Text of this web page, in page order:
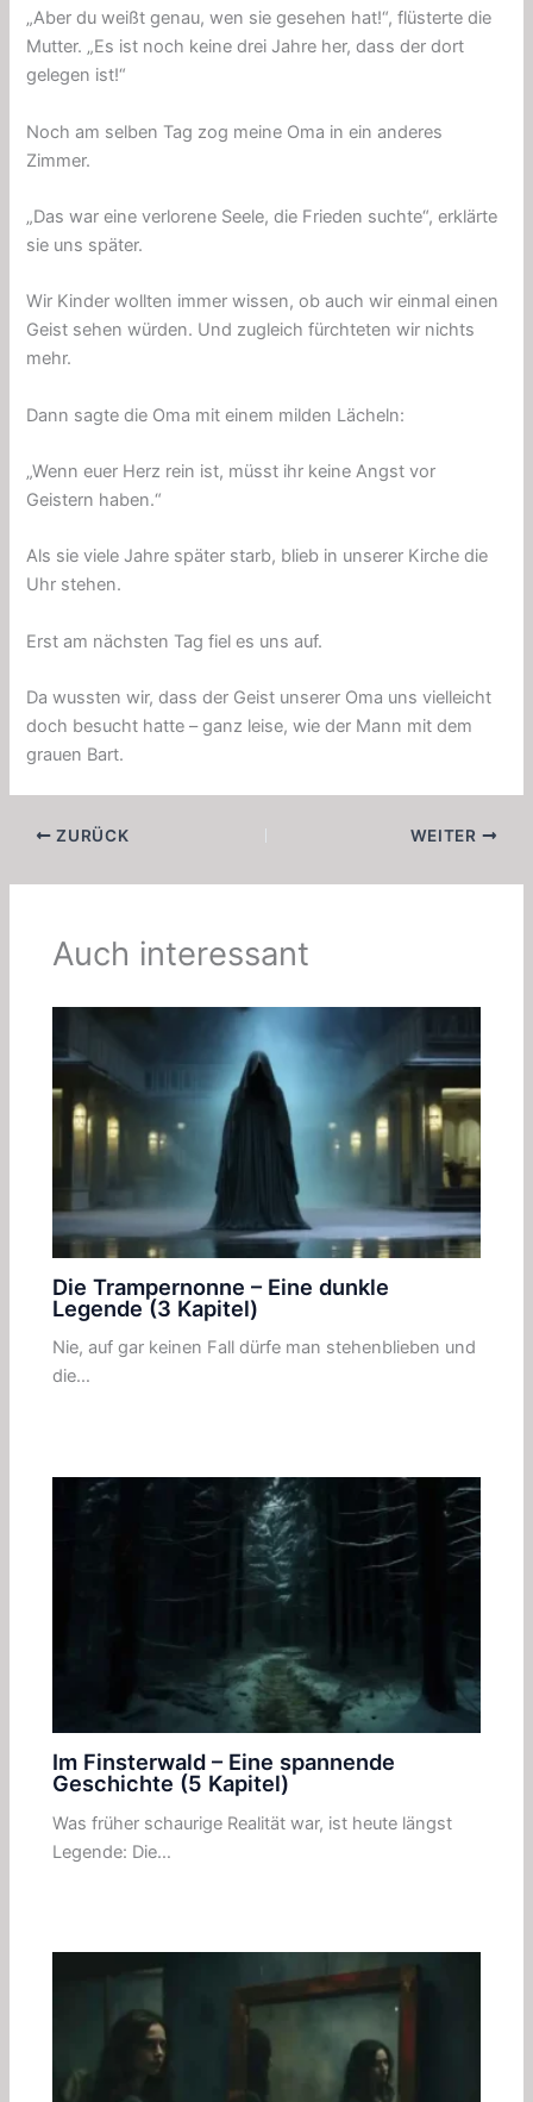
„Aber du weißt genau, wen sie gesehen hat!“, flüsterte die
Mutter. „Es ist noch keine drei Jahre her, dass der dort
gelegen ist!“
Noch am selben Tag zog meine Oma in ein anderes
Zimmer.
„Das war eine verlorene Seele, die Frieden suchte“, erklärte
sie uns später.
Wir Kinder wollten immer wissen, ob auch wir einmal einen
Geist sehen würden. Und zugleich fürchteten wir nichts
mehr.
Dann sagte die Oma mit einem milden Lächeln:
„Wenn euer Herz rein ist, müsst ihr keine Angst vor
Geistern haben.“
Als sie viele Jahre später starb, blieb in unserer Kirche die
Uhr stehen.
Erst am nächsten Tag fiel es uns auf.
Da wussten wir, dass der Geist unserer Oma uns vielleicht
doch besucht hatte – ganz leise, wie der Mann mit dem
grauen Bart.
ZURÜCK WEITER
Auch interessant
Die Trampernonne – Eine dunkle
Legende (3 Kapitel)
Nie, auf gar keinen Fall dürfe man stehenblieben und
die…
Im Finsterwald – Eine spannende
Geschichte (5 Kapitel)
Was früher schaurige Realität war, ist heute längst
Legende: Die…